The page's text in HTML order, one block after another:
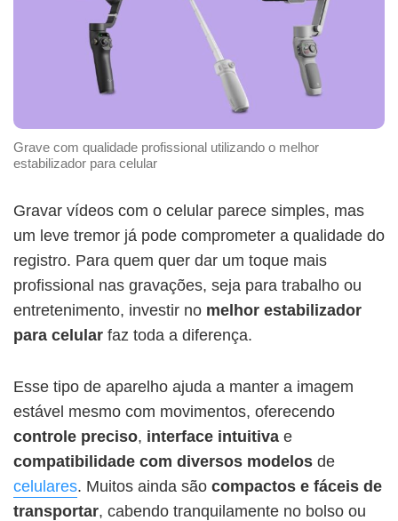
Grave com qualidade profissional utilizando o melhor
estabilizador para celular
Gravar vídeos com o celular parece simples, mas
um leve tremor já pode comprometer a qualidade do
registro. Para quem quer dar um toque mais
profissional nas gravações, seja para trabalho ou
entretenimento, investir no melhor estabilizador
para celular faz toda a diferença.
Esse tipo de aparelho ajuda a manter a imagem
estável mesmo com movimentos, oferecendo
controle preciso, interface intuitiva e
compatibilidade com diversos modelos de
celulares. Muitos ainda são compactos e fáceis de
transportar, cabendo tranquilamente no bolso ou